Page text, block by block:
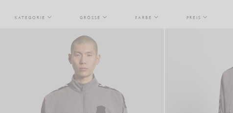
KATEGORIE GRÖSSE FARBE PREIS